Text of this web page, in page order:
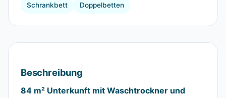
Schrankbett Doppelbetten
Beschreibung
84 m² Unterkunft mit Waschtrockner und